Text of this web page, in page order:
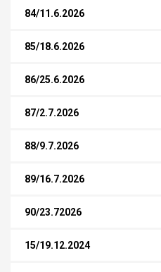
84/11.6.2026
85/18.6.2026
86/25.6.2026
87/2.7.2026
88/9.7.2026
89/16.7.2026
90/23.72026
15/19.12.2024